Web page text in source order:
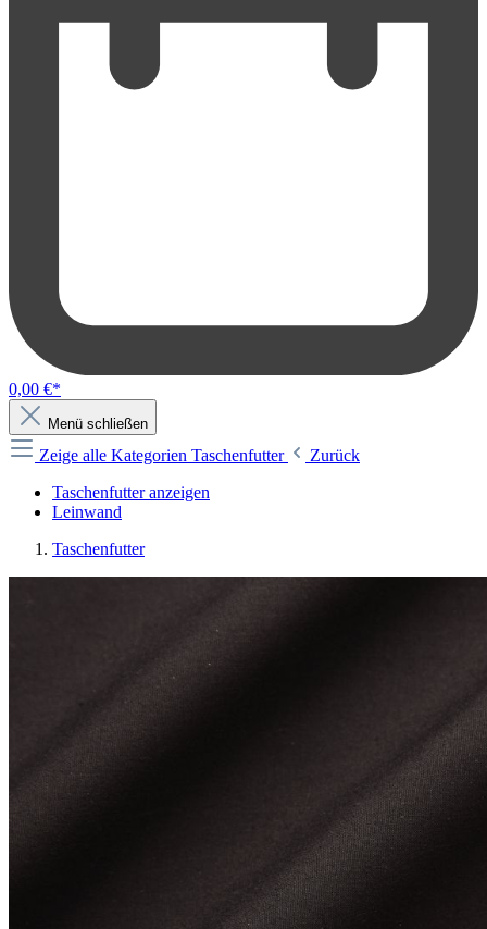
0,00 €*
Menü schließen
Zeige alle Kategorien Taschenfutter
Zurück
Taschenfutter anzeigen
Leinwand
Taschenfutter